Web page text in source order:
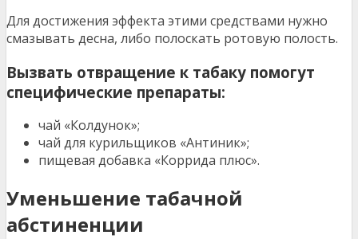
Для достижения эффекта этими средствами нужно
смазывать десна, либо полоскать ротовую полость.
Вызвать отвращение к табаку помогут
специфические препараты:
чай «Колдунок»;
чай для курильщиков «Антиник»;
пищевая добавка «Коррида плюс».
Уменьшение табачной
абстиненции